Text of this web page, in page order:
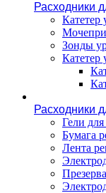
Расходники
Катетер
Зонды
Катетер
Расходники
Гели
Бумага
Лента